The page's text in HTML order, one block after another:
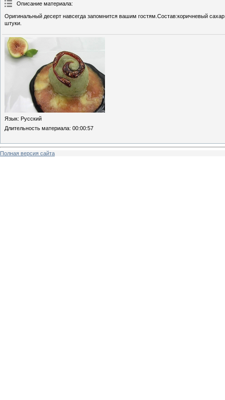
Описание материала:
Оригинальный десерт навсегда запомнится вашим гостям.Состав:коричневый
штуки.
Язык: Русский
Длительность материала: 00:00:57
Полная версия сайта